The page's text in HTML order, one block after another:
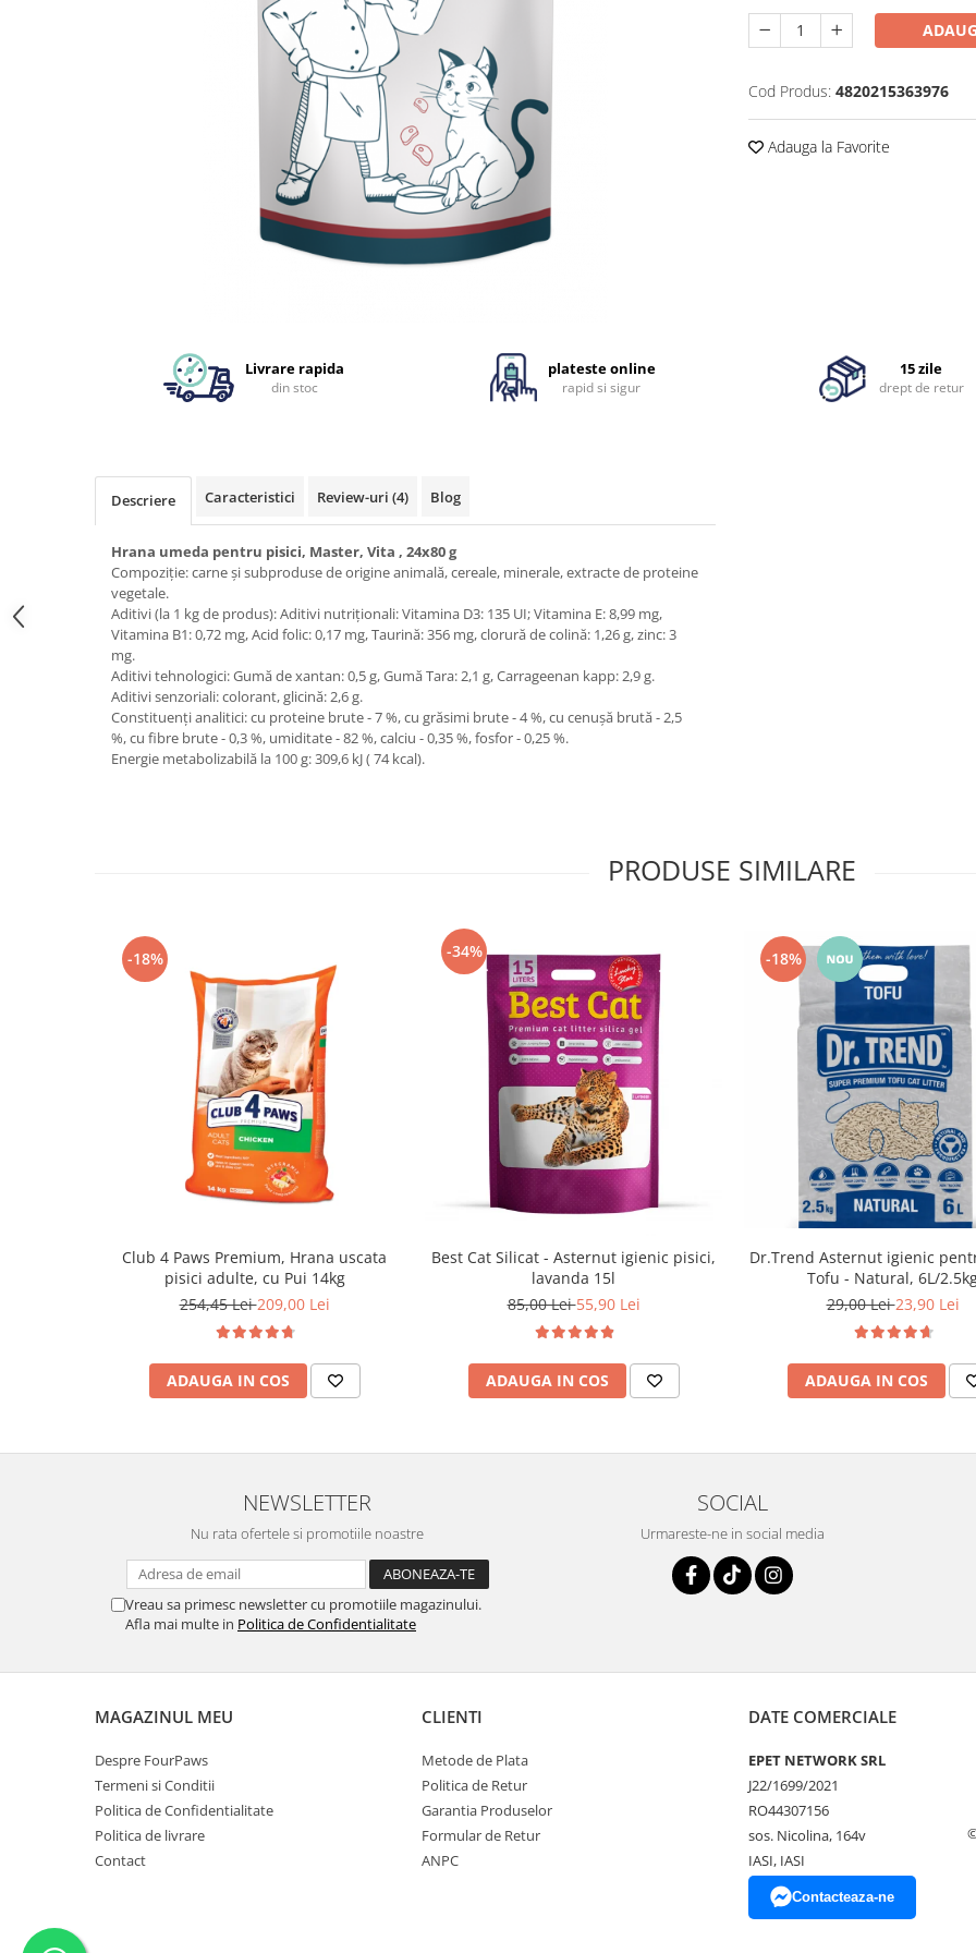
Cod Produs: 4820215363976
Adauga la Favorite
Livrare rapida
din stoc
plateste online
rapid si sigur
15 zile
drept de retur
Descriere Caracteristici Review-uri (4) Blog
Hrana umeda pentru pisici, Master, Vita , 24x80 g
Compoziție: carne și subproduse de origine animală, cereale, minerale, extracte de proteine
vegetale.
Aditivi (la 1 kg de produs): Aditivi nutriționali: Vitamina D3: 135 UI; Vitamina E: 8,99 mg,
Vitamina В1: 0,72 mg, Acid folic: 0,17 mg, Taurină: 356 mg, clorură de colină: 1,26 g, zinc: 3
mg.
Aditivi tehnologici: Gumă de xantan: 0,5 g, Gumă Tara: 2,1 g, Carrageenan kapp: 2,9 g.
Aditivi senzoriali: colorant, glicină: 2,6 g.
Constituenți analitici: сu proteine brute - 7 %, сu grăsimi brute - 4 %, сu cenușă brută - 2,5
%, сu fibre brute - 0,3 %, umiditate - 82 %, calciu - 0,35 %, fosfor - 0,25 %.
Energie metabolizabilă la 100 g: 309,6 kJ ( 74 kcal).
PRODUSE SIMILARE
-18%
Club 4 Paws Premium, Hrana uscata
pisici adulte, cu Pui 14kg
254,45 Lei209,00 Lei
ADAUGA IN COS
-34%
Best Cat Silicat - Asternut igienic pisici,
lavanda 15l
85,00 Lei55,90 Lei
ADAUGA IN COS
-18%
Dr.Trend Asternut igienic
Tofu - Natural, 6L/
29,00 Lei23,90 Lei
ADAUGA IN COS
NEWSLETTER
Nu rata ofertele si promotiile noastre
Vreau sa primesc newsletter cu promotiile magazinului.
Afla mai multe in Politica de Confidentialitate
SOCIAL
Urmareste-ne in social media
MAGAZINUL MEU
Despre FourPaws
Termeni si Conditii
Politica de Confidentialitate
Politica de livrare
Contact
CLIENTI
Metode de Plata
Politica de Retur
Garantia Produselor
Formular de Retur
ANPC
DATE COMERCIALE
EPET NETWORK SRL
J22/1699/2021
RO44307156
sos. Nicolina, 164v
IASI, IASI
Contacteaza-ne